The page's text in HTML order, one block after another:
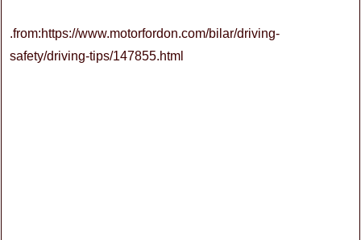
.from:https://www.motorfordon.com/bilar/driving-
safety/driving-tips/147855.html